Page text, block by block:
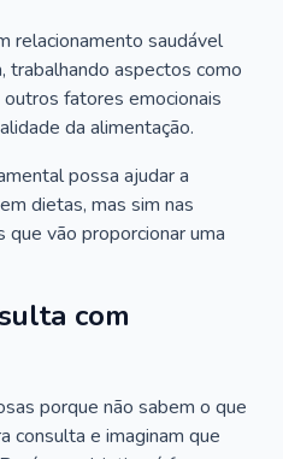
relacionamento saudável
trabalhando aspectos como
fatores emocionais
da alimentação.
possa ajudar a
dietas, mas sim nas
vão proporcionar uma
com
porque não sabem o que
consulta e imaginam que